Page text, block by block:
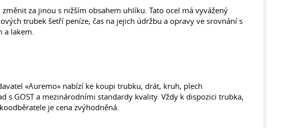
za jinou s nižším obsahem uhlíku. Tato ocel má vyvážený
trubek šetří peníze, čas na jejich údržbu a opravy ve srovnání s
a lakem.
«Auremo» nabízí ke koupi trubku, drát, kruh, plech
s GOST a mezinárodními standardy kvality. Vždy k dispozici trubka,
je cena zvýhodněná.